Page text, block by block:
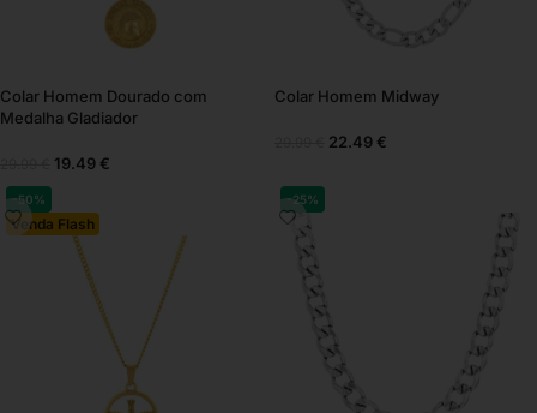
Colar Homem Dourado com
Medalha Gladiador
19.49 €
Colar Homem Midway
22.49 €
-50%
Venda Flash
-25%